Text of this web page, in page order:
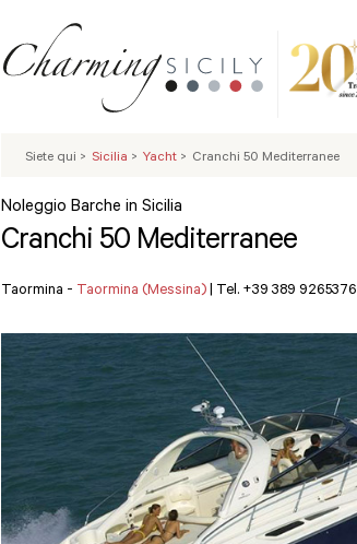
Siete qui > Sicilia > Yacht > Cranchi 50 Mediterranee
Noleggio Barche in Sicilia
Cranchi 50 Mediterranee
Taormina - Taormina (Messina) | Tel. +39 389 9265376